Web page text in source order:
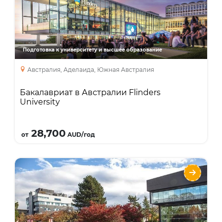
Подготовка к университету и высшее образование
Австралия, Аделаида, Южная Австралия
Бакалавриат в Австралии Flinders
University
от28,700 AUD/год
Foundation
Бакалавриат
Бакалавриат
Diploma\advanced diploma
Бакалавриат Лангара колледж Ванкувер
Langara College
Описание
Курсы
Языки
Направления